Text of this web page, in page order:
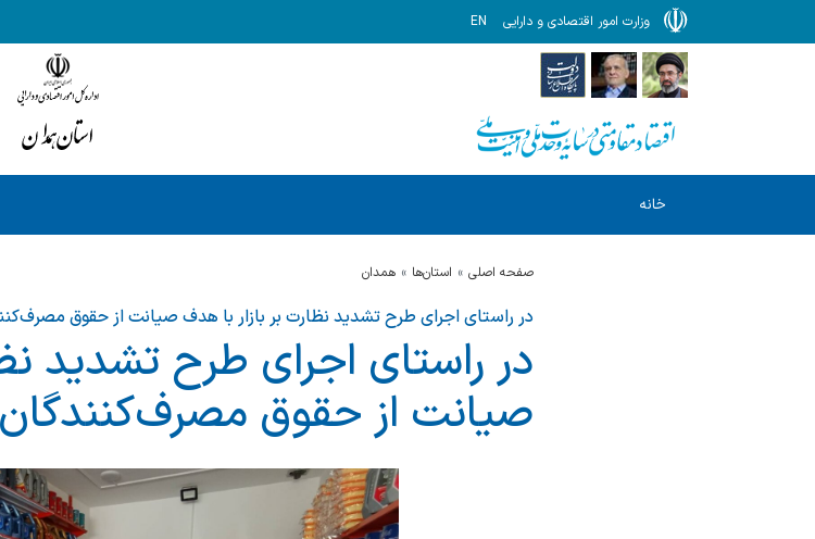
وزارت امور اقتصادی و دارایی EN
خانه
صفحه اصلی استان‌ها همدان
در راستای اجرای طرح تشدید نظارت بر بازار با هدف صیانت از حقوق
در راستای اجرای طرح تشدید
صیانت از حقوق